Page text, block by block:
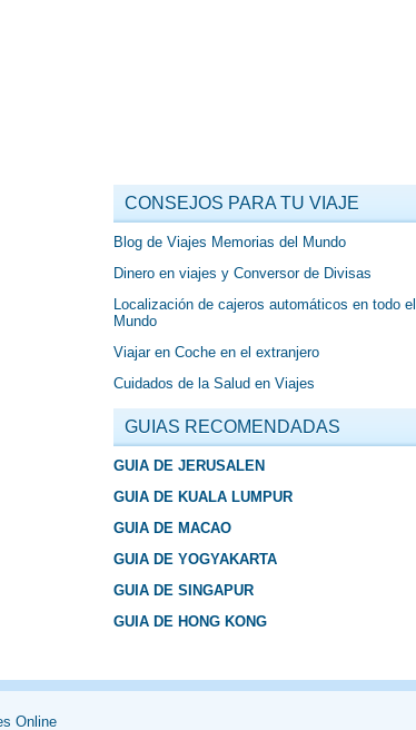
CONSEJOS PARA TU VIAJE
Blog de Viajes Memorias del Mundo
Dinero en viajes y Conversor de Divisas
Localización de cajeros automáticos en todo el
Mundo
Viajar en Coche en el extranjero
Cuidados de la Salud en Viajes
GUIAS RECOMENDADAS
GUIA DE JERUSALEN
GUIA DE KUALA LUMPUR
GUIA DE MACAO
GUIA DE YOGYAKARTA
GUIA DE SINGAPUR
GUIA DE HONG KONG
Online